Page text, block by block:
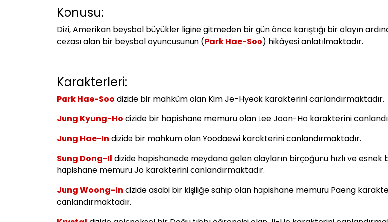
Konusu:
Dizi, Amerikan beysbol büyükler ligine gitmeden bir gün önce karıştığı bir olayın
cezası alan bir beysbol oyuncusunun (Park Hae-Soo) hikâyesi anlatılmaktadır.
Karakterleri:
Park Hae-Soo dizide bir mahkûm olan Kim Je-Hyeok karakterini canlandırmaktadır.
Jung Kyung-Ho dizide bir hapishane memuru olan Lee Joon-Ho karakterini
Jung Hae-In dizide bir mahkum olan Yoodaewi karakterini canlandırmaktadır.
Sung Dong-Il dizide hapishanede meydana gelen olayların birçoğunu hızlı ve esnek
hapishane memuru Jo karakterini canlandırmaktadır.
Jung Woong-In dizide asabi bir kişiliğe sahip olan hapishane memuru Paeng
canlandırmaktadır.